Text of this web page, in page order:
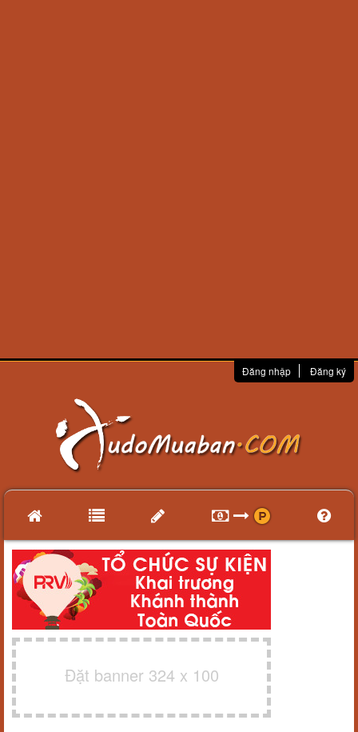
Đăng nhập Đăng ký
Đặt banner 324 x 100